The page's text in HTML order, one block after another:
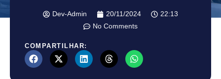
Dev-Admin 20/11/2024
22:13
No Comments
COMPARTILHAR: